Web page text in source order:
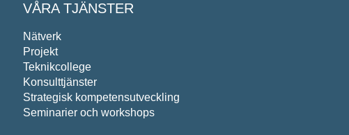
VÅRA TJÄNSTER
Nätverk
Projekt
Teknikcollege
Konsulttjänster
Strategisk kompetensutveckling
Seminarier och workshops